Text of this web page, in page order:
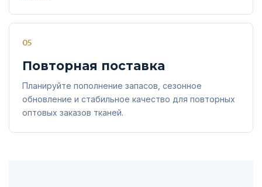
05
Повторная поставка
Планируйте пополнение запасов, сезонное
обновление и стабильное качество для повторных
оптовых заказов тканей.